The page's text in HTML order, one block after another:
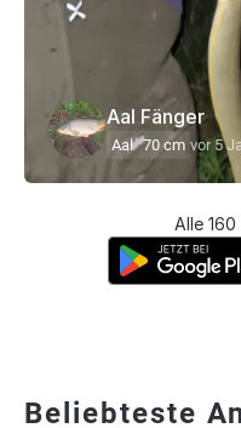
Aal Fänger
Aal 70 cm vor 5
Alle
Beliebteste